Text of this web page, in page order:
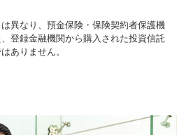
異なり、預金保険・保険契約者保護機
登録金融機関から購入された投資信託
ありません。